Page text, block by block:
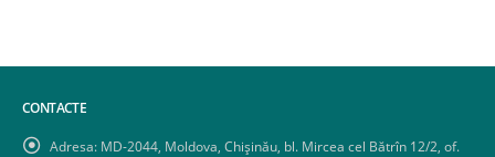
CONTACTE
Adresa: MD-2044, Moldova, Chișinău, bl. Mircea cel Bătrîn 12/2, of.